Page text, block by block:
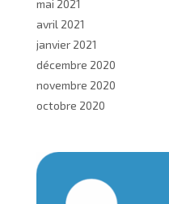
mai 2021
avril 2021
janvier 2021
décembre 2020
novembre 2020
octobre 2020